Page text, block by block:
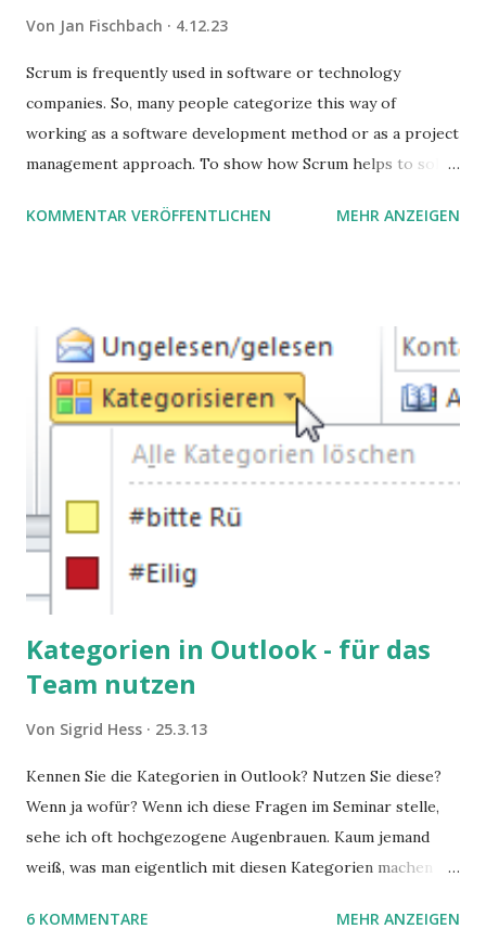
Von Jan Fischbach 4.12.23
Scrum is frequently used in software or technology
companies. So, many people categorize this way of
working as a software development method or as a project
management approach. To show how Scrum helps to solve
processes.
KOMMENTAR VERÖFFENTLICHEN MEHR ANZEIGEN
Kategorien in Outlook - für das
Team nutzen
Von Sigrid Hess 25.3.13
Kennen Sie die Kategorien in Outlook? Nutzen Sie diese?
Wenn ja wofür? Wenn ich diese Fragen im Seminar stelle,
sehe ich oft hochgezogene Augenbrauen. Kaum jemand
weiß, was man eigentlich mit diesen Kategorien machen
6 KOMMENTARE MEHR ANZEIGEN